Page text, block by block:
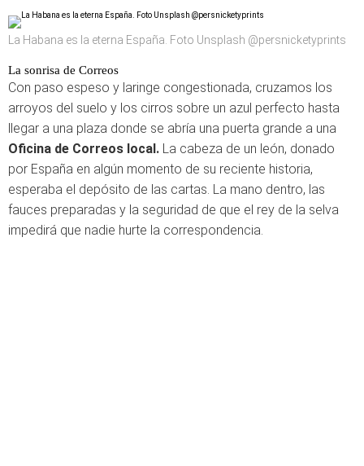
La Habana es la eterna España. Foto Unsplash @persnicketyprints
La sonrisa de Correos
Con paso espeso y laringe congestionada, cruzamos los
arroyos del suelo y los cirros sobre un azul perfecto hasta
llegar a una plaza donde se abría una puerta grande a una
Oficina de Correos local. La cabeza de un león, donado
por España en algún momento de su reciente historia,
esperaba el depósito de las cartas. La mano dentro, las
fauces preparadas y la seguridad de que el rey de la selva
impedirá que nadie hurte la correspondencia.